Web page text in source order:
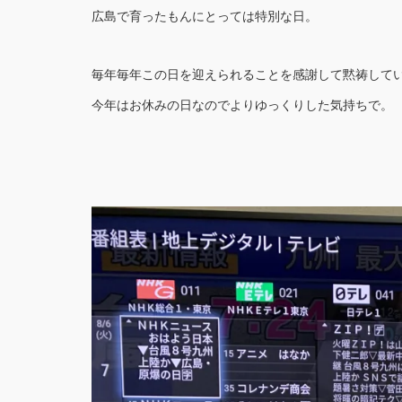
広島で育ったもんにとっては特別な日。
毎年毎年この日を迎えられることを感謝して黙祷して
今年はお休みの日なのでよりゆっくりした気持ちで。